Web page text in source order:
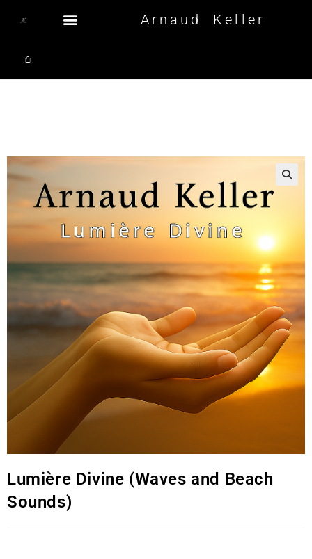
Arnaud Keller
Lumière Divine (Waves and Beach
Sounds)